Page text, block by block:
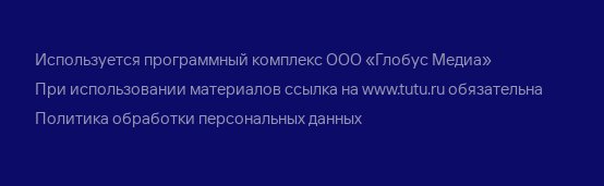
Используется программный комплексООО «Глобус Медиа»
При использовании материалов ссылка на www.tutu.ruобязательна
Политика обработки персональных данных